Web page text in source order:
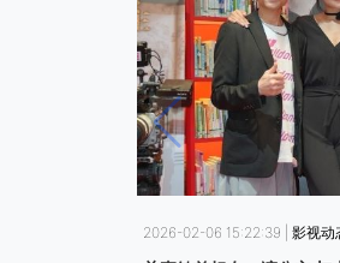
2026-02-06 15:22:39 | 影视动